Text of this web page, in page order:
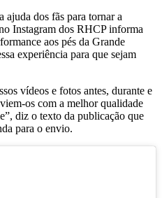
ajuda dos fãs para tornar a
Instagram dos RHCP informa
aos pés da Grande
experiência para que sejam
vídeos e fotos antes, durante e
os com a melhor qualidade
diz o texto da publicação que
para o envio.